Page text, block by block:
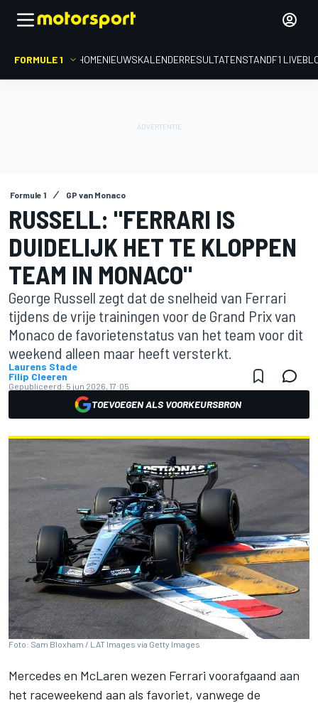
FORMULE 1 HOMENIEUWSKALENDERRESULTATENSTANDF1
Formule 1 GP van Monaco
RUSSELL: "FERRARI IS
DUIDELIJK HET TE KLOPPEN
TEAM IN MONACO"
George Russell zegt dat de snelheid van Ferrari
tijdens de vrije trainingen voor de Grand Prix van
Monaco de favorietenstatus van het team voor dit
weekend alleen maar heeft versterkt.
Laurens Stade
Filip Cleeren
Gepubliceerd: 5 jun 2026, 17:05
TOEVOEGEN ALS VOORKEURSBRON
Foto: Sam Bloxham / LAT Images via Getty Images
Mercedes en McLaren wezen Ferrari voorafgaand aan
het raceweekend aan als favoriet, vanwege de